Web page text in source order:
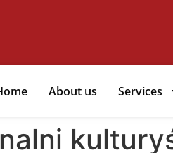
About us Services